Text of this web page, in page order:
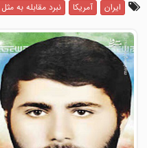
ایران آمریکا نبرد مقابله به مثل